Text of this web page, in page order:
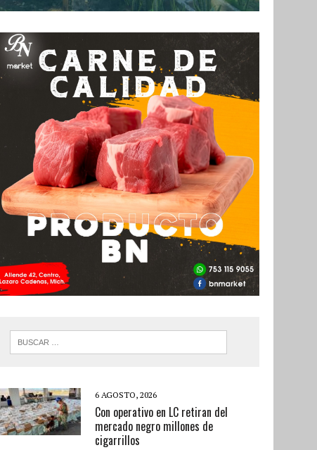
6 AGOSTO, 2026
Con operativo en LC retiran del
mercado negro millones de
cigarrillos